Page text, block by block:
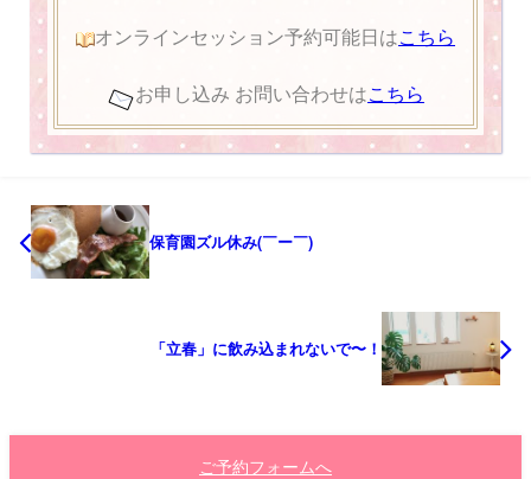
オンラインセッション予約可能日はこちら
お申し込み お問い合わせはこちら
保育園ズル休み(￣ー￣)
「立春」に飲み込まれないで〜！
ご予約フォームへ